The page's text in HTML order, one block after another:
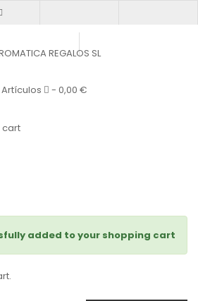
Artículos - 0,00 €
cart
added to your shopping cart